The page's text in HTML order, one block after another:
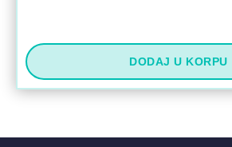
DODAJ U KORPU